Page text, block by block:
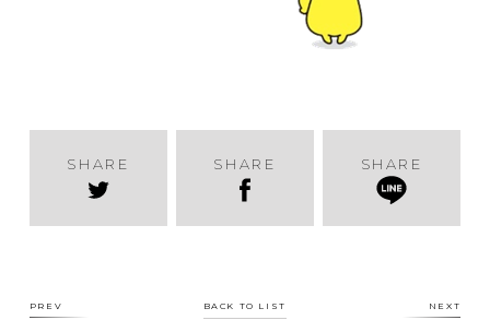
SHARE SHARE SHARE
PREV BACK TO LIST NEXT